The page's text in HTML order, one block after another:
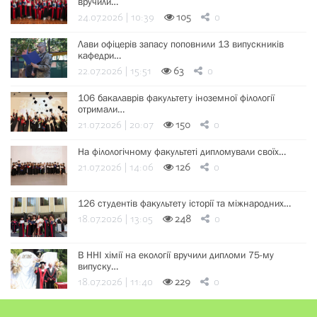
24.07.2026 | 10:39 105 0
Лави офіцерів запасу поповнили 13 випускників
кафедри…
22.07.2026 | 15:51 63 0
106 бакалаврів факультету іноземної філології
отримали…
21.07.2026 | 20:07 150 0
На філологічному факультеті дипломували своїх…
21.07.2026 | 14:06 126 0
126 студентів факультету історії та міжнародних…
18.07.2026 | 13:05 248 0
В ННІ хімії на екології вручили дипломи 75-му
випуску…
18.07.2026 | 11:40 229 0